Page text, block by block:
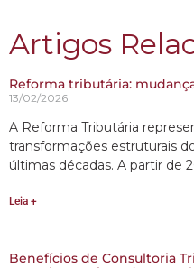
Artigos
Reforma tributária:
13/02/2026
A Reforma Tributária
transformações estruturais
últimas décadas. A partir de
Leia +
Benefícios de Consultoria